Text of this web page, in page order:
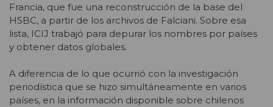
Francia, que fue una reconstrucción de la base del
HSBC, a partir de los archivos de Falciani. Sobre esa
lista, ICIJ trabajó para depurar los nombres por países
y obtener datos globales.
A diferencia de lo que ocurrió con la investigación
periodística que se hizo simultáneamente en varios
países, en la información disponible sobre chilenos